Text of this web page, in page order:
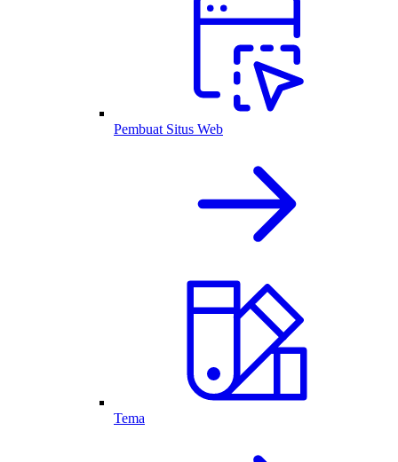
Pembuat Situs Web
Tema